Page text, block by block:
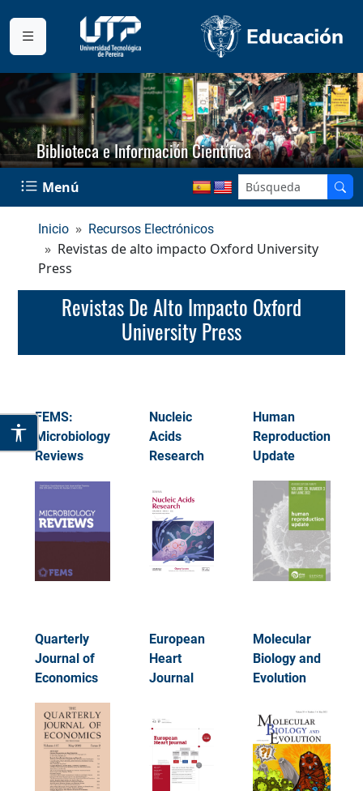
Biblioteca e Información Científica
Menú
Inicio Recursos Electrónicos
Revistas de alto impacto Oxford University
Press
Revistas De Alto Impacto Oxford
University Press
FEMS:
Microbiology
Reviews
Nucleic
Acids
Research
Human
Reproduction
Update
Quarterly
Journal of
Economics
European
Heart
Journal
Molecular
Biology and
Evolution